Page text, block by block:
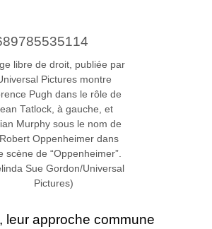
libre de droit, publiée par
Pictures montre
Pugh dans le rôle de
Tatlock, à gauche, et
Murphy sous le nom de
Oppenheimer dans
scène de “Oppenheimer”.
Sue Gordon/Universal
Pictures)
leur approche commune